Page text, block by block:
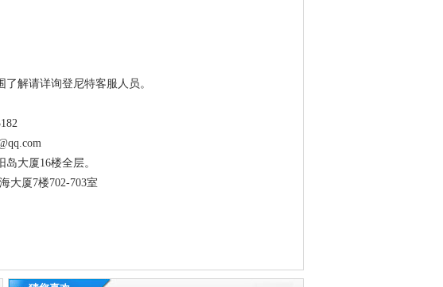
解请详询登尼特客服人员。
大厦16楼全层。
大厦7楼702-703室